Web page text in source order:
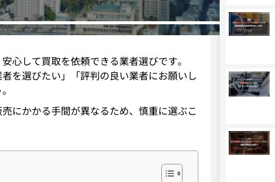
心して買取を依頼できる業者選びです。
を選びたい」「評判の良い業者にお願いし
にかかる手間が異なるため、慎重に選ぶこ